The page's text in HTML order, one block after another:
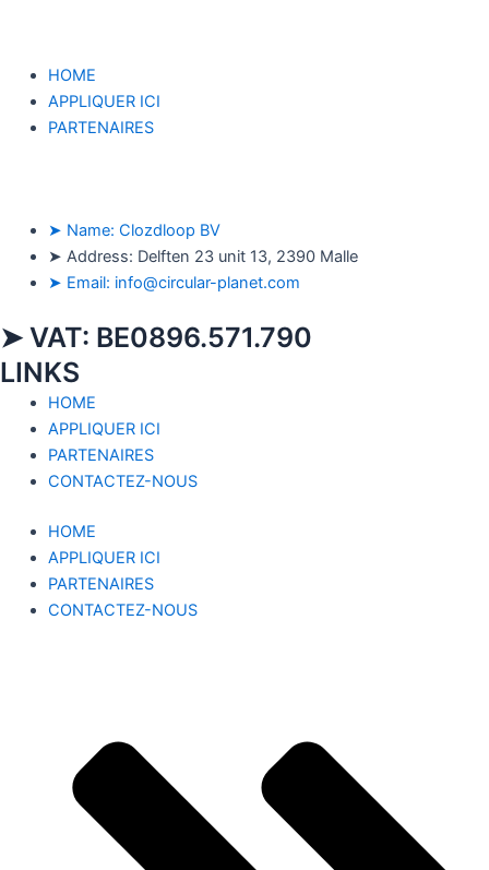
HOME
APPLIQUER ICI
PARTENAIRES
➤ Name: Clozdloop BV
➤ Address: Delften 23 unit 13, 2390 Malle
➤ Email: info@circular-planet.com
➤ VAT: BE0896.571.790
LINKS
HOME
APPLIQUER ICI
PARTENAIRES
CONTACTEZ-NOUS
HOME
APPLIQUER ICI
PARTENAIRES
CONTACTEZ-NOUS